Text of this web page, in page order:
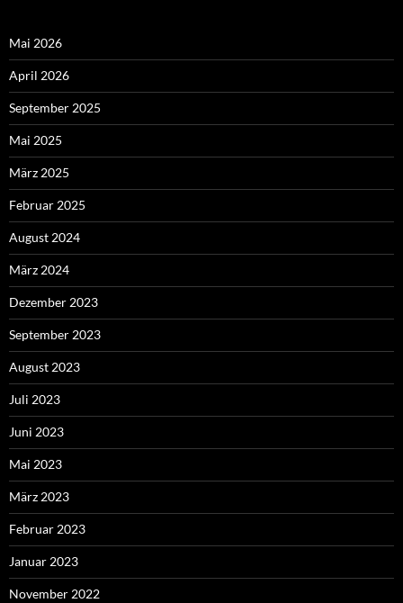
Mai 2026
April 2026
September 2025
Mai 2025
März 2025
Februar 2025
August 2024
März 2024
Dezember 2023
September 2023
August 2023
Juli 2023
Juni 2023
Mai 2023
März 2023
Februar 2023
Januar 2023
November 2022